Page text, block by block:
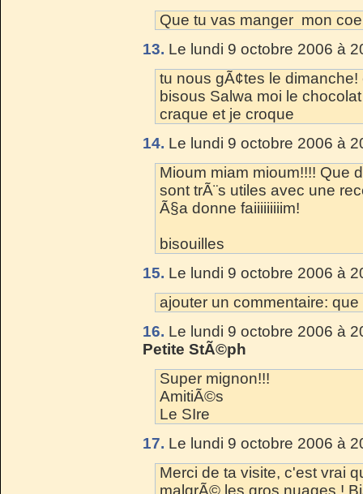
Que tu vas manger mon
13. Le lundi 9 octobre 2006 à
tu nous gÃ¢tes le
bisous Salwa moi le
craque et je croque
14. Le lundi 9 octobre 2006 à
Mioum miam mioum!!!! Que
sont trÃ¨s utiles avec une
Ã§a donne faiiiiiiiiim!
bisouilles
15. Le lundi 9 octobre 2006 à
ajouter un commentaire:
16. Le lundi 9 octobre 2006 à
Petite StÃ©ph
Super mignon!!!
AmitiÃ©s
Le SIre
17. Le lundi 9 octobre 2006 à
Merci de ta visite, c'est vrai
malgrÃ© les gros nuages !